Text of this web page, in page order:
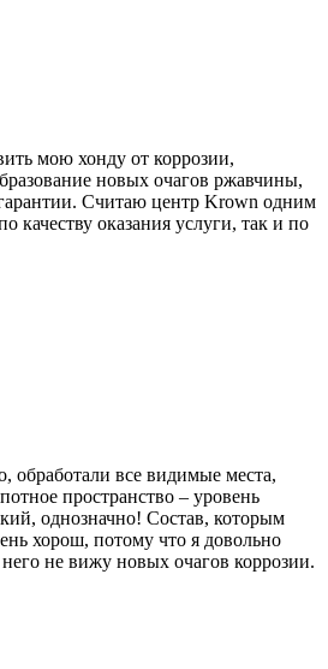
мою хонду от коррозии,
новых очагов ржавчины,
Считаю центр Krown одним
качеству оказания услуги, так и по
обработали все видимые места,
пространство – уровень
однозначно! Состав, которым
хорош, потому что я довольно
не вижу новых очагов коррозии.